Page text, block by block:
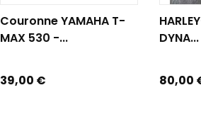
Couronne YAMAHA T-
MAX 530 -...
Prix
39,00 €
DYNA...
Prix
80,00